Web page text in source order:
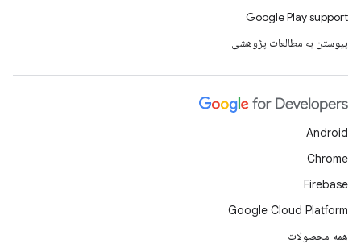
Google Play support
پیوستن به مطالعات پژوهشی
Android
Chrome
Firebase
Google Cloud Platform
همه محصولات